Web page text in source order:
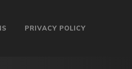
PRIVACY POLICY